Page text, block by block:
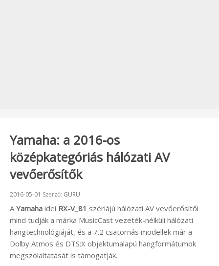
Yamaha: a 2016-os
középkategóriás hálózati AV
vevőerősítők
Beküldve:
2016-05-01 Szerző: GURU
A Yamaha idei RX-V_81 szériájú hálózati AV vevőerősítői
mind tudják a márka MusicCast vezeték-nélküli hálózati
hangtechnológiáját, és a 7.2 csatornás modellek már a
Dolby Atmos és DTS:X objektumalapú hangformátumok
megszólaltatását is támogatják.